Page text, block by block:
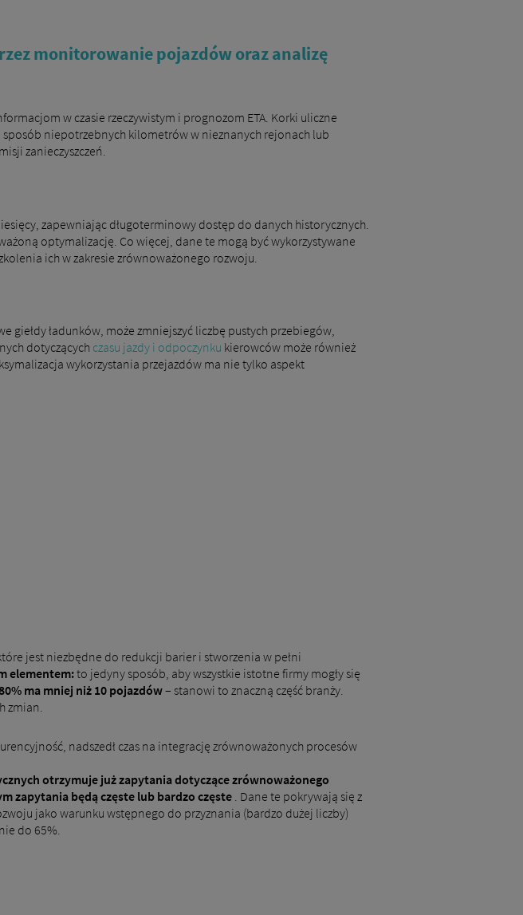
monitorowanie pojazdów oraz analizę
w czasie rzeczywistym i prognozom ETA. Korki uliczne
niepotrzebnych kilometrów w nieznanych rejonach lub
zanieczyszczeń.
zapewniając długoterminowy dostęp do danych historycznych.
optymalizację. Co więcej, dane te mogą być wykorzystywane
ich w zakresie zrównoważonego rozwoju.
giełdy ładunków, może zmniejszyć liczbę pustych przebiegów,
dotyczących czasu jazdy i odpoczynku kierowców może również
wykorzystania przejazdów ma nie tylko aspekt
jest niezbędne do redukcji barier i stworzenia w pełni
elementem:to jedyny sposób, aby wszystkie istotne firmy mogły się
ma mniej niż 10 pojazdów– stanowi to znaczną część branży.
zmian.
nadszedł czas na integrację zrównoważonych procesów
otrzymuje już zapytania dotyczące zrównoważonego
zapytania będą częste lub bardzo częste . Dane te pokrywają się z
jako warunku wstępnego do przyznania (bardzo dużej liczby)
do 65%.